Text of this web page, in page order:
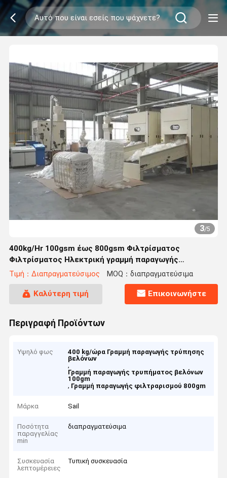
3/5
400kg/Hr 100gsm έως 800gsm Φιλτρίσματος
Φιλτρίσματος Ηλεκτρική γραμμή παραγωγής
τρυπήματος βελόνων
Τιμή：Διαπραγματεύσιμος MOQ：διαπραγματεύσιμα
Καλύτερη τιμή Επικοινωνήστε
Περιγραφή Προϊόντων
Υψηλό φως
400 kg/ώρα Γραμμή παραγωγής τρύπησης
βελόνων
,
Γραμμή παραγωγής τρυπήματος βελόνων
100gm
, Γραμμή παραγωγής φιλτραρισμού 800gm
Μάρκα Sail
Ποσότητα
παραγγελίας
min
διαπραγματεύσιμα
Συσκευασία
λεπτομέρειες
Τυπική συσκευασία